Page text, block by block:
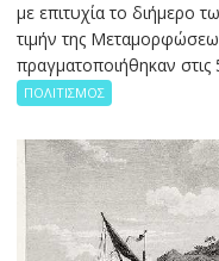
με επιτυχία το διήμερο
τιμήν της
πραγματοποιήθηκαν στις
ΠΟΛΙΤΙΣΜΟΣ